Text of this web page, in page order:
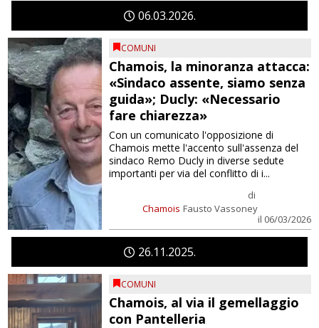
0603 2026
COMUNI
Chamois, la minoranza attacca:
«Sindaco assente, siamo senza
guida»; Ducly: «Necessario
fare chiarezza»
Chamois
di
Fausto Vassoney
il 06/03/2026
Con un comunicato l'opposizione di
Chamois mette l'accento sull'assenza del
sindaco Remo Ducly in diverse sedute
importanti per via del conflitto di i...
26 11 2025
COMUNI
Chamois, al via il gemellaggio
con Pantelleria